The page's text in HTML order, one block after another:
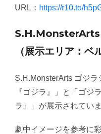
URL： https://r10.to/
S.H.MonsterArts
（展示エリア：ベ
S.H.MonsterArts ゴジ
『ゴジラ』」と「ゴジ
ラ』」が展示されていま
劇中イメージを参考に